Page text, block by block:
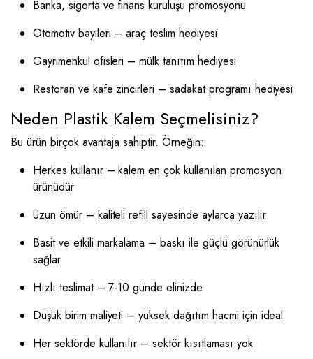
Banka, sigorta ve finans kuruluşu promosyonu
Otomotiv bayileri – araç teslim hediyesi
Gayrimenkul ofisleri – mülk tanıtım hediyesi
Restoran ve kafe zincirleri – sadakat programı hediyesi
Neden Plastik Kalem Seçmelisiniz?
Bu ürün birçok avantaja sahiptir. Örneğin:
Herkes kullanır – kalem en çok kullanılan promosyon
ürünüdür
Uzun ömür – kaliteli refill sayesinde aylarca yazılır
Basit ve etkili markalama – baskı ile güçlü görünürlük
sağlar
Hızlı teslimat – 7-10 günde elinizde
Düşük birim maliyeti – yüksek dağıtım hacmi için ideal
Her sektörde kullanılır – sektör kısıtlaması yok